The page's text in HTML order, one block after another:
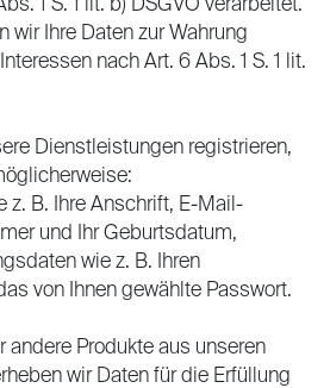
1 S. 1 lit. b) DSGVO verarbeitet.
wir Ihre Daten zur Wahrung
nach Art. 6 Abs. 1 S. 1 lit.
Dienstleistungen registrieren,
z. B. Ihre Anschrift, E-Mail-
und Ihr Geburtsdatum,
wie z. B. Ihren
von Ihnen gewählte Passwort.
andere Produkte aus unseren
wir Daten für die Erfüllung